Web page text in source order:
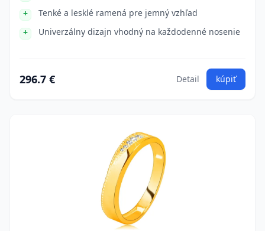
Tenké a lesklé ramená pre jemný vzhľad
Univerzálny dizajn vhodný na každodenné nosenie
296.7 € Detail kúpiť